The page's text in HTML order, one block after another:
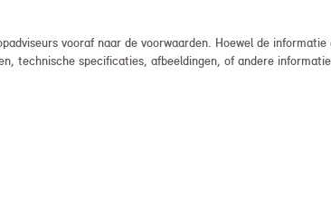
vooraf naar de voorwaarden. Hoewel de
technische specificaties, afbeeldingen, of andere